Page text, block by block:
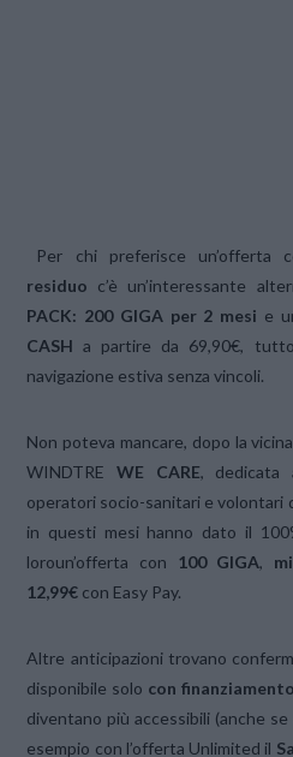
Per chi preferisce un’offerta
residuo c’è un’interessante
PACK: 200 GIGA per 2 mesi e
CASHa partire da 69,90€,
navigazione estiva senza vincoli.
Non poteva mancare, dopo la
WINDTREWE CARE, dedicata
operatori socio-sanitari e volontari
in questi mesi hanno dato il
loroun’offerta con 100 GIGA,
12,99€ con Easy Pay.
Altre anticipazioni trovano
disponibile solo con
diventano più accessibili (anche
esempio con l’offerta Unlimited il